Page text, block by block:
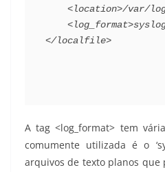
<location>/var/
<log_format>
</localfile>
A tag <log_format> tem
comumente utilizada é o
arquivos de texto planos que